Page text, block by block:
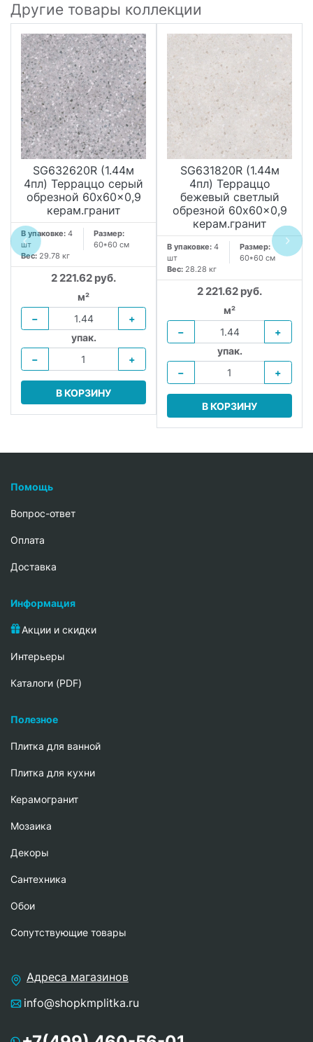
Другие товары коллекции
SG632620R (1.44м
4пл) Терраццо серый
обрезной 60x60x0,9
керам.гранит
В упаковке: 4
шт
Размер:
60*60 см
Вес: 29.78 кг
2 221.62 руб.
м²
−
+
упак.
−
+
В КОРЗИНУ
SG631820R (1.44м
4пл) Терраццо
бежевый светлый
обрезной 60x60x0,9
керам.гранит
В упаковке: 4
шт
Размер:
60*60 см
Вес: 28.28 кг
2 221.62 руб.
м²
−
+
упак.
−
+
В КОРЗИНУ
Помощь
Вопрос-ответ
Oплата
Доставка
Информация
Акции и скидки
Интерьеры
Каталоги (PDF)
Полезное
Плитка для ванной
Плитка для кухни
Керамогранит
Мозаика
Декоры
Сантехника
Обои
Сопутствующие товары
Адреса магазинов
info@shopkmplitka.ru